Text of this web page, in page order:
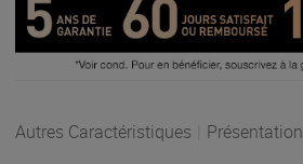
Autres Caractéristiques Présentation